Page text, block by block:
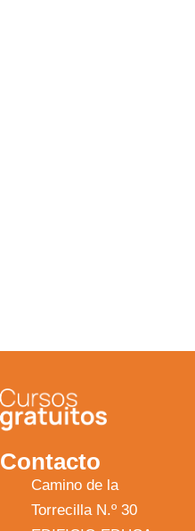
Contacto
Camino de la
Torrecilla N.º 30